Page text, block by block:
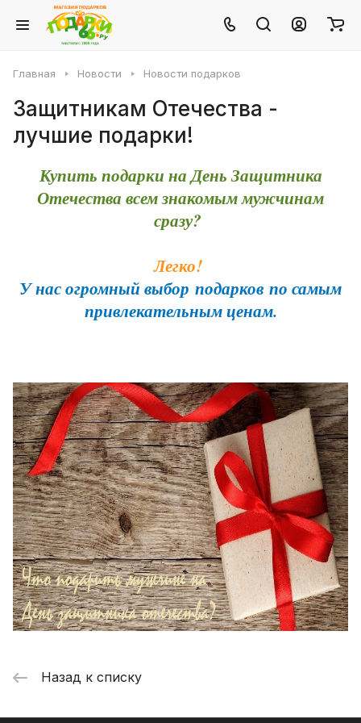
Главная Новости Новости подарков
Зaщитникaм Oтечествa -
лyчшие подaрки!
Купить подарки на День Защитника
Отечества всем знакомым мужчинам
сразу?
Легко!
У нас огромный выбор подарков по самым
привлекательным ценам.
Назад к списку